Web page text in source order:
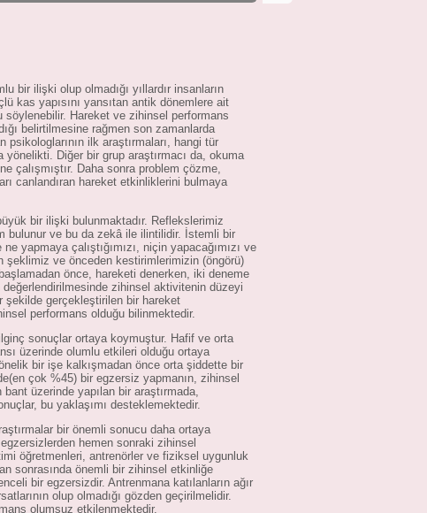
bir ilişki olup olmadığı yıllardır insanların
kas yapısını yansıtan antik dönemlere ait
söylenebilir. Hareket ve zihinsel performans
belirtilmesine rağmen son zamanlarda
psikologlarının ilk araştırmaları, hangi tür
yönelikti. Diğer bir grup araştırmacı da, okuma
çalışmıştır. Daha sonra problem çözme,
canlandıran hareket etkinliklerini bulmaya
bir ilişki bulunmaktadır. Reflekslerimiz
bulunur ve bu da zekâ ile ilintilidir. İstemli bir
yapmaya çalıştığımızı, niçin yapacağımızı ve
şeklimiz ve önceden kestirimlerimizin (öngörü)
önce, hareketi denerken, iki deneme
zihinsel aktivitenin düzeyi
şekilde gerçekleştirilen bir hareket
performans olduğu bilinmektedir.
sonuçlar ortaya koymuştur. Hafif ve orta
üzerinde olumlu etkileri olduğu ortaya
bir işe kalkışmadan önce orta şiddette bir
çok %45) bir egzersiz yapmanın, zihinsel
üzerinde yapılan bir araştırmada,
bu yaklaşımı desteklemektedir.
bir önemli sonucu daha ortaya
hemen sonraki zihinsel
öğretmenleri, antrenörler ve fiziksel uygunluk
sonrasında önemli bir zihinsel etkinliğe
bir egzersizdir. Antrenmana katılanların ağır
olup olmadığı gözden geçirilmelidir.
olumsuz etkilenmektedir.